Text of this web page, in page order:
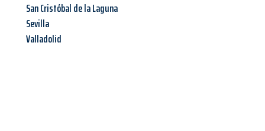
San Cristóbal de la Laguna
Sevilla
Valladolid